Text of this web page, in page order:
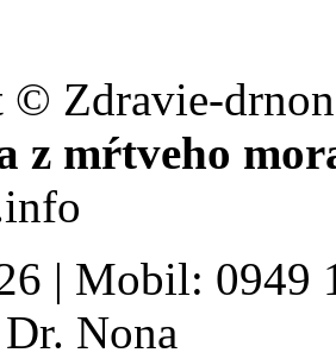
© Zdravie-
z mŕtveho
| Mobil: 0949
Nona